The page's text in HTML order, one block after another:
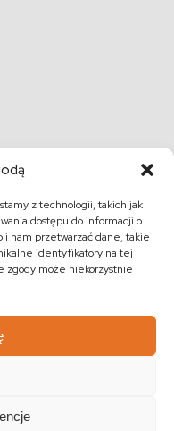
z technologii, takich jak
dostępu do informacji o
nam przetwarzać dane, takie
identyfikatory na tej
zgody może niekorzystnie
i konserwacji
i sposoby dostawy
prywatności
Materace i stelaże
Krzesła kolonialne